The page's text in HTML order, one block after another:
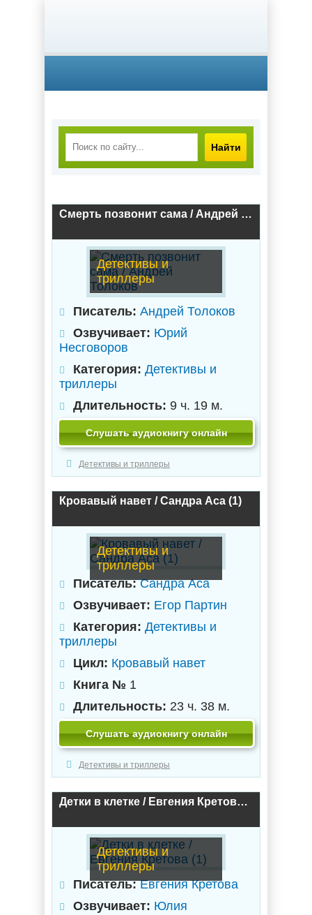
Найти
Смерть позвонит сама / Андрей Толоков
Детективы и
триллеры
Писатель: Андрей Толоков
Озвучивает: Юрий
Несговоров
Категория: Детективы и
триллеры
Длительность: 9 ч. 19 м.
Слушать аудиокнигу онлайн
Детективы и триллеры
Кровавый навет / Сандра Аса (1)
Детективы и
триллеры
Писатель: Сандра Аса
Озвучивает: Егор Партин
Категория: Детективы и
триллеры
Цикл: Кровавый навет
Книга № 1
Длительность: 23 ч. 38 м.
Слушать аудиокнигу онлайн
Детективы и триллеры
Детки в клетке / Евгения Кретова (1)
Детективы и
триллеры
Писатель: Евгения Кретова
Озвучивает: Юлия